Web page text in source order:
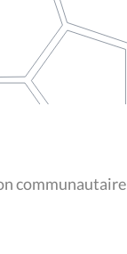
communautaire